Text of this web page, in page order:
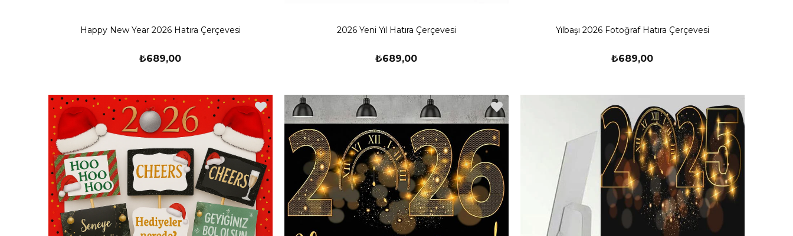
Happy New Year 2026 Hatıra Çerçevesi
₺689,00
2026 Yeni Yıl Hatıra Çerçevesi
₺689,00
Yılbaşı 2026 Fotoğraf Hatıra Çerçevesi
₺689,00